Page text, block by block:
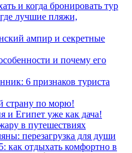
и когда бронировать тур
лучшие пляжи,
ампир и секретные
и почему его
6 признаков туриста
страну по морю!
и Египет уже как дача!
в путешествиях
перезагрузка для души
как отдыхать комфортно в